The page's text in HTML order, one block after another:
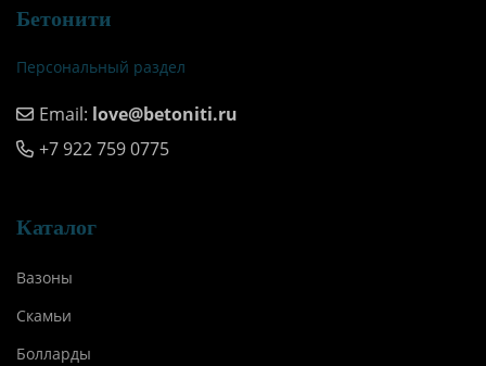
Бетонити
Персональный раздел
Email: love@betoniti.ru
+7 922 759 0775
Каталог
Вазоны
Скамьи
Болларды